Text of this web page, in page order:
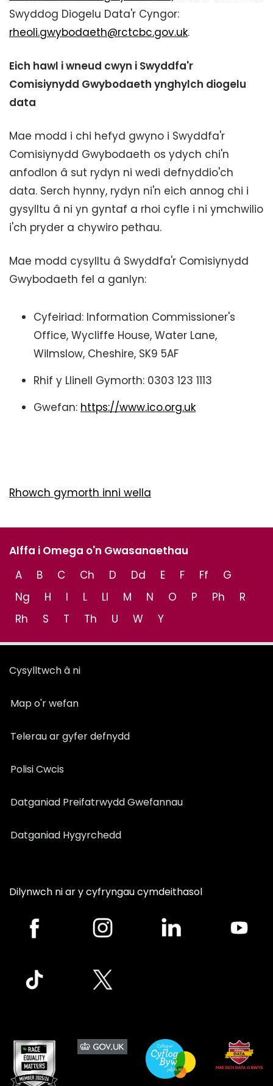
Swyddog Diogelu Data'r Cyngor:
rheoli.gwybodaeth@rctcbc.gov.uk.
Eich hawl i wneud cwyn i Swyddfa'r
Comisiynydd Gwybodaeth ynghylch diogelu
data
Mae modd i chi hefyd gwyno i Swyddfa'r
Comisiynydd Gwybodaeth os ydych chi'n
anfodlon â sut rydyn ni wedi defnyddio'ch
data. Serch hynny, rydyn ni'n eich annog chi i
gysylltu â ni yn gyntaf a rhoi cyfle i ni ymchwilio
i'ch pryder a chywiro pethau.
Mae modd cysylltu â Swyddfa'r Comisiynydd
Gwybodaeth fel a ganlyn:
Cyfeiriad: Information Commissioner's
Office, Wycliffe House, Water Lane,
Wilmslow, Cheshire, SK9 5AF
Rhif y Llinell Gymorth: 0303 123 1113
Gwefan: https://www.ico.org.uk
Rhowch gymorth inni wella
Alffa i Omega o'n Gwasanaethau
A
B C Ch D Dd E F Ff
G
Ng
H I L Ll M N O P Ph
R
Rh
S T Th U W Y
Cysylltwch â ni
Map o'r wefan
Telerau ar gyfer defnydd
Polisi Cwcis
Datganiad Preifatrwydd Gwefannau
Datganiad Hygyrchedd
Dilynwch ni ar y cyfryngau cymdeithasol